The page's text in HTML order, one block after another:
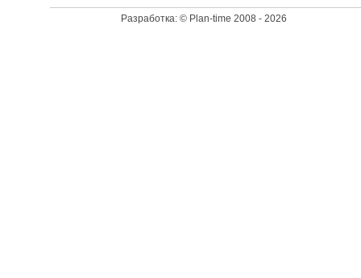
Разработка: © Plan-time 2008 - 2026